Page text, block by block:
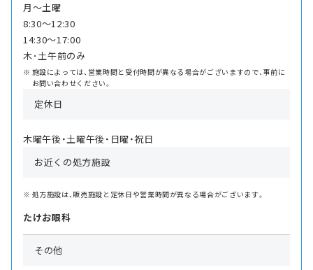
月〜土曜
8:30〜12:30
14:30〜17:00
木･土午前のみ
施設によっては、営業時間と受付時間が異なる場合がございますので、事前に
お問い合わせください。
定休日
木曜午後・土曜午後・日曜・祝日
お近くの処方施設
処方施設は、販売施設と定休日や営業時間が異なる場合がございます。
たけお眼科
その他